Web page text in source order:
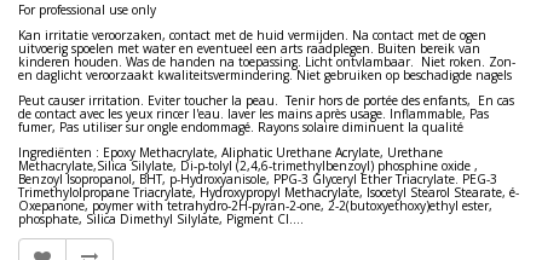
For professional use only
Kan irritatie veroorzaken, contact met de huid vermijden. Na contact met de ogen
uitvoerig spoelen met water en eventueel een arts raadplegen. Buiten bereik van
kinderen houden. Was de handen na toepassing. Licht ontvlambaar. Niet roken. Zon-
en daglicht veroorzaakt kwaliteitsvermindering. Niet gebruiken op beschadigde nagels
Peut causer irritation. Eviter toucher la peau. Tenir hors de portée des enfants, En cas
de contact avec les yeux rincer l'eau. laver les mains après usage. Inflammable, Pas
fumer, Pas utiliser sur ongle endommagé. Rayons solaire diminuent la qualité
Ingrediënten : Epoxy Methacrylate, Aliphatic Urethane Acrylate, Urethane
Methacrylate,Silica Silylate, Di-p-tolyl (2,4,6-trimethylbenzoyl) phosphine oxide ,
Benzoyl Isopropanol, BHT, p-Hydroxyanisole, PPG-3 Glyceryl Ether Triacrylate. PEG-3
Trimethylolpropane Triacrylate, Hydroxypropyl Methacrylate, Isocetyl Stearol Stearate, é-
Oxepanone, poymer with tetrahydro-2H-pyran-2-one, 2-2(butoxyethoxy)ethyl ester,
phosphate, Silica Dimethyl Silylate, Pigment CI....